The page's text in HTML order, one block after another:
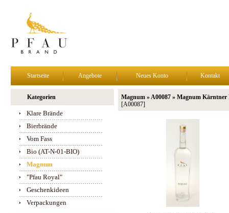
Startseite Angebote Neues Konto Kontakt
Kategorien
Klare Brände
Bierbrände
Vom Fass
Bio (AT-N-01-BIO)
Magnum
"Pfau Royal"
Geschenkideen
Verpackungen
Magnum » A00087 » Magnum Kärntner
[A00087]